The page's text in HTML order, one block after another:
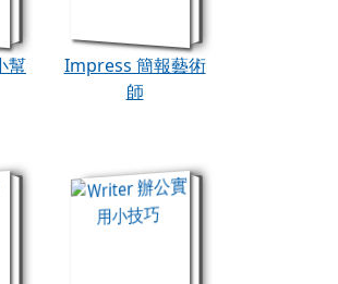
幫
Impress 簡報藝術
師
Q&Abook:Writer 辦公實用